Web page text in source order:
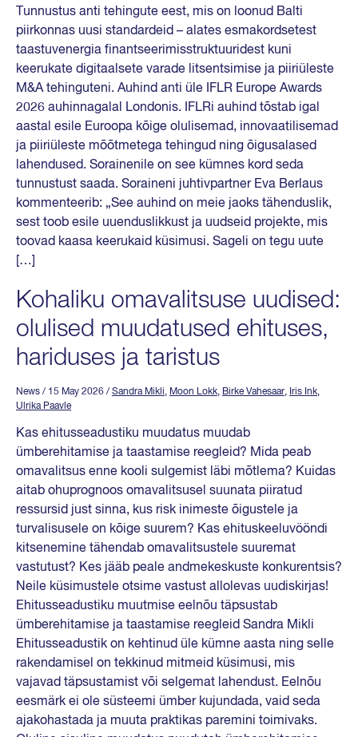
Tunnustus anti tehingute eest, mis on loonud Balti
piirkonnas uusi standardeid – alates esmakordsetest
taastuvenergia finantseerimisstruktuuridest kuni
keerukate digitaalsete varade litsentsimise ja piiriüleste
M&A tehinguteni. Auhind anti üle IFLR Europe Awards
2026 auhinnagalal Londonis. IFLRi auhind tõstab igal
aastal esile Euroopa kõige olulisemad, innovaatilisemad
ja piiriüleste mõõtmetega tehingud ning õigusalased
lahendused. Sorainenile on see kümnes kord seda
tunnustust saada. Soraineni juhtivpartner Eva Berlaus
kommenteerib: „See auhind on meie jaoks tähenduslik,
sest toob esile uuenduslikkust ja uudseid projekte, mis
toovad kaasa keerukaid küsimusi. Sageli on tegu uute
[…]
Kohaliku omavalitsuse uudised:
olulised muudatused ehituses,
hariduses ja taristus
News / 15 May 2026 / Sandra Mikli, Moon Lokk, Birke Vahesaar, Iris Ink,
Ulrika Paavle
Kas ehitusseadustiku muudatus muudab
ümberehitamise ja taastamise reegleid? Mida peab
omavalitsus enne kooli sulgemist läbi mõtlema? Kuidas
aitab ohuprognoos omavalitsusel suunata piiratud
ressursid just sinna, kus risk inimeste õigustele ja
turvalisusele on kõige suurem? Kas ehituskeeluvööndi
kitsenemine tähendab omavalitsustele suuremat
vastutust? Kes jääb peale andmekeskuste konkurentsis?
Neile küsimustele otsime vastust allolevas uudiskirjas!
Ehitusseadustiku muutmise eelnõu täpsustab
ümberehitamise ja taastamise reegleid Sandra Mikli
Ehitusseadustik on kehtinud üle kümne aasta ning selle
rakendamisel on tekkinud mitmeid küsimusi, mis
vajavad täpsustamist või selgemat lahendust. Eelnõu
eesmärk ei ole süsteemi ümber kujundada, vaid seda
ajakohastada ja muuta praktikas paremini toimivaks.